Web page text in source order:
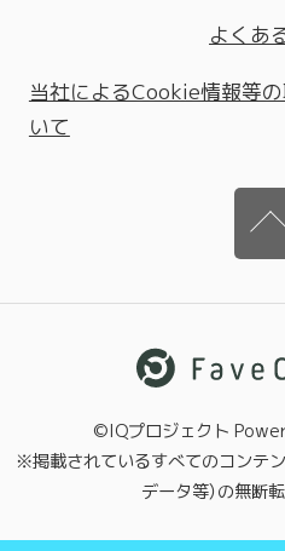
よくあ
当社によるCookie情報等
いて
©IQプロジェクト
※掲載されているすべてのコンテン
データ等）の無断